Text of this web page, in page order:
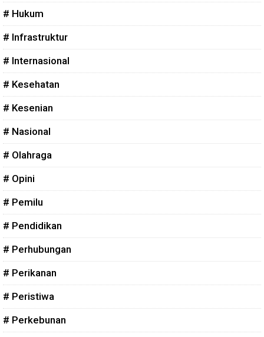
# Hukum
# Infrastruktur
# Internasional
# Kesehatan
# Kesenian
# Nasional
# Olahraga
# Opini
# Pemilu
# Pendidikan
# Perhubungan
# Perikanan
# Peristiwa
# Perkebunan